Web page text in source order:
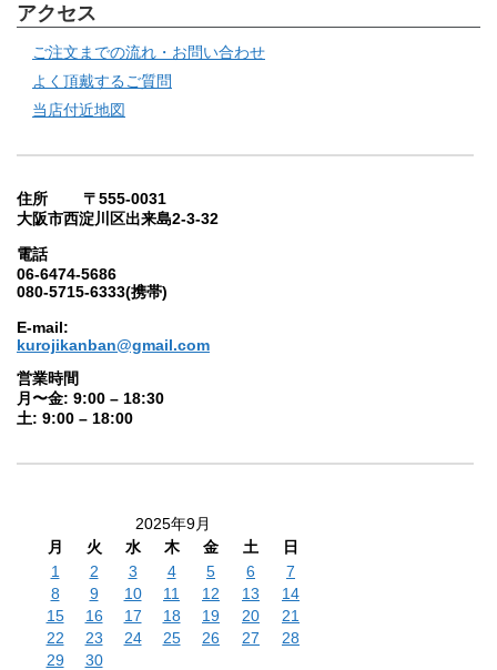
アクセス
ご注文までの流れ・お問い合わせ
よく頂戴するご質問
当店付近地図
住所 〒555-0031
大阪市西淀川区出来島2-3-32
電話
06-6474-5686
080-5715-6333(携帯)
E-mail:
kurojikanban@gmail.com
営業時間
月〜金: 9:00 – 18:30
土: 9:00 – 18:00
2025年9月
月
火 水 木 金 土
日
1
2 3 4 5 6
7
8
9 10 11 12 13
14
15
16 17 18 19 20
21
22
23 24 25 26 27
28
29
30